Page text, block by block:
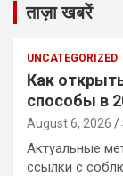
ताज़ा खबरें
UNCATEGORIZED
Как
способы в
August 6, 2026
Актуальные
ссылки с